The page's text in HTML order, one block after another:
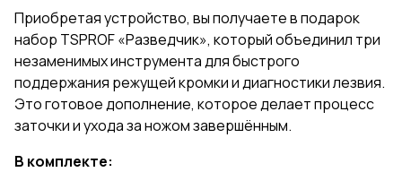
Приобретая устройство, вы получаете в подарок
набор TSPROF «Разведчик», который объединил три
незаменимых инструмента для быстрого
поддержания режущей кромки и диагностики лезвия.
Это готовое дополнение, которое делает процесс
заточки и ухода за ножом завершённым.
В комплекте: